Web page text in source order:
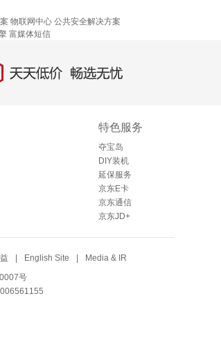
物联网中心 公共安全解决方案
富媒体短信
天低价，畅选无忧
特色服务
夺宝岛
DIY装机
延保服务
京东E卡
京东通信
京东JD+
English Site Media & IR
号